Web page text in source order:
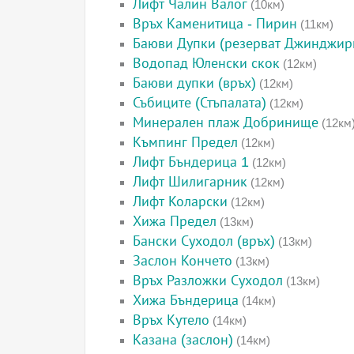
Лифт Чалин Валог (10км)
Връх Каменитица - Пирин (11км)
Баюви Дупки (резерват
Водопад Юленски скок (12км)
Баюви дупки (връх) (12км)
Събиците (Стъпалата) (12км)
Минерален плаж Добринище (12км)
Къмпинг Предел (12км)
Лифт Бъндерица 1 (12км)
Лифт Шилигарник (12км)
Лифт Коларски (12км)
Хижа Предел (13км)
Бански Суходол (връх) (13км)
Заслон Кончето (13км)
Връх Разложки Суходол (13км)
Хижа Бъндерица (14км)
Връх Кутело (14км)
Казана (заслон) (14км)